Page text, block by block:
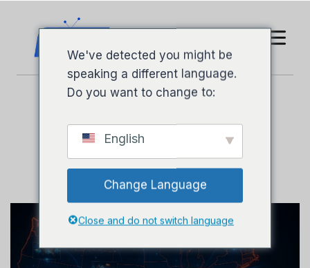
Dienoraštis
We've detected you might be
speaking a different language.
Do you want to change to:
English
Change Language
Close and do not switch language